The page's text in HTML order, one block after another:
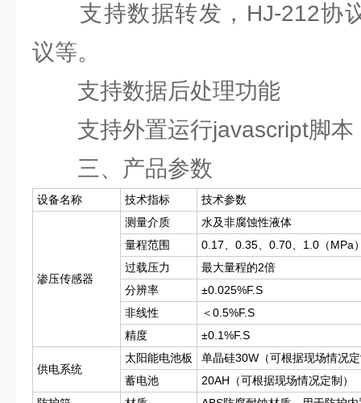
支持数据转发，HJ-212协
议等。
支持数据后处理功能
支持外置运行javascript脚本
三、产品参数
设备名称 技术指标 技术参数
渗压传感器
测量介质
水及非腐蚀性液体
量程范围
0.17、0.35、0.70、1.0（MPa
过载压力
最大量程的2倍
分辨率
±0.025%F.S
非线性
＜0.5%F.S
精度
±0.1%F.S
供电系统
太阳能电池板
单晶硅30W（可根据现场情况
蓄电池
20AH（可根据现场情况定制）